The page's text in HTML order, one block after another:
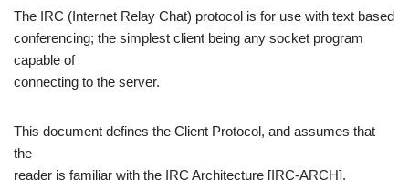
The IRC (Internet Relay Chat) protocol is for use with text based
conferencing; the simplest client being any socket program
capable of
connecting to the server.
This document defines the Client Protocol, and assumes that
the
reader is familiar with the IRC Architecture [IRC-ARCH].